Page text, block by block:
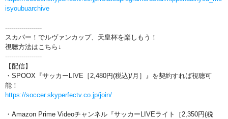
isyoubuarchive
------------------
スカパー！でルヴァンカップ、天皇杯を楽しもう！
視聴方法はこちら↓
------------------
【配信】
・SPOOX『サッカーLIVE［2,480円(税込)/月］』を契約すれば視聴可
能！
https://soccer.skyperfectv.co.jp/join/
・Amazon Prime Videoチャンネル『サッカーLIVEライト［2,350円(税